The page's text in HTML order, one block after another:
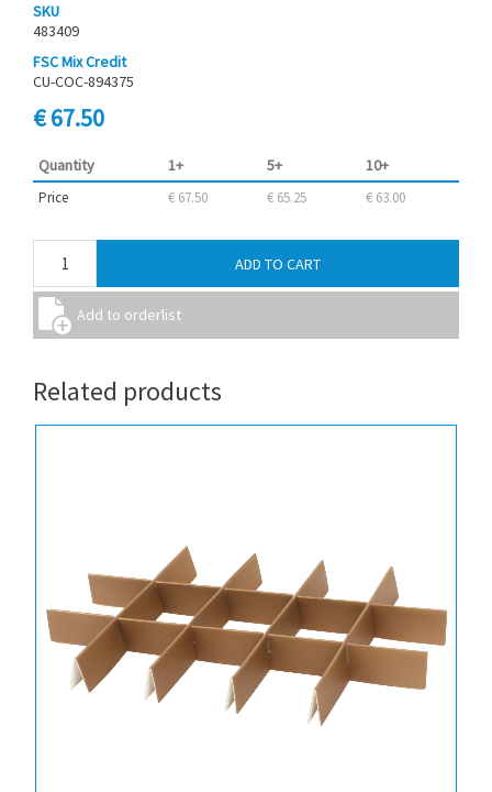
SKU
483409
FSC Mix Credit
CU-COC-894375
€ 67.50
Quantity 1+ 5+ 10+
Price € 67.50 € 65.25 € 63.00
Related products